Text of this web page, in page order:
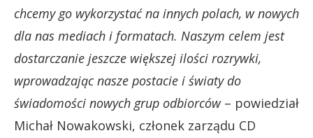
chcemy go wykorzystać na innych polach, w nowych
dla nas mediach i formatach. Naszym celem jest
dostarczanie jeszcze większej ilości rozrywki,
wprowadzając nasze postacie i światy do
świadomości nowych grup odbiorców– powiedział
Michał Nowakowski, członek zarządu CD